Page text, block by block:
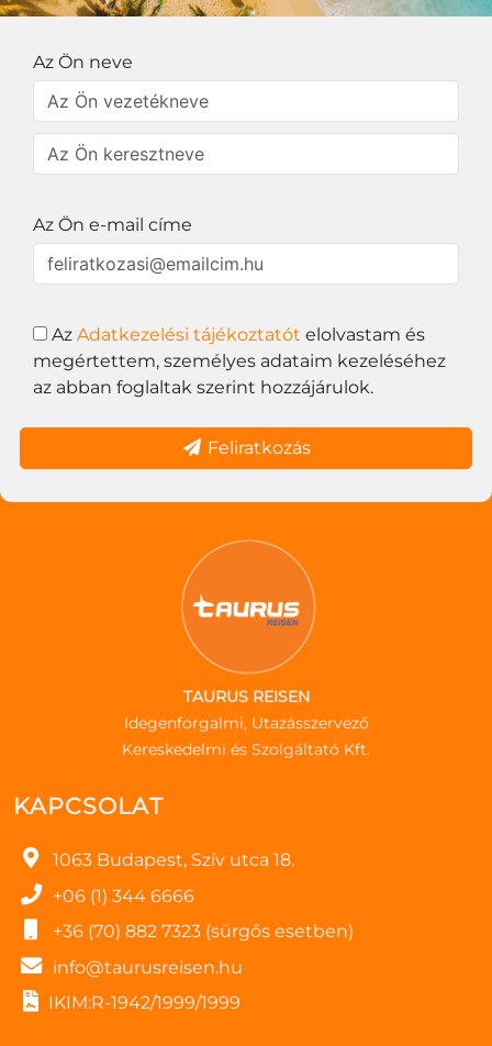
Az Ön neve
Az Ön e-mail címe
Az Adatkezelési tájékoztatót elolvastam és
megértettem, személyes adataim kezeléséhez
az abban foglaltak szerint hozzájárulok.
Feliratkozás
TAURUS REISEN
Idegenforgalmi, Utazásszervező
Kereskedelmi és Szolgáltató Kft.
KAPCSOLAT
1063 Budapest, Szív utca 18.
+06 (1) 344 6666
+36 (70) 882 7323 (sürgős esetben)
info@taurusreisen.hu
IKIM:R-1942/1999/1999